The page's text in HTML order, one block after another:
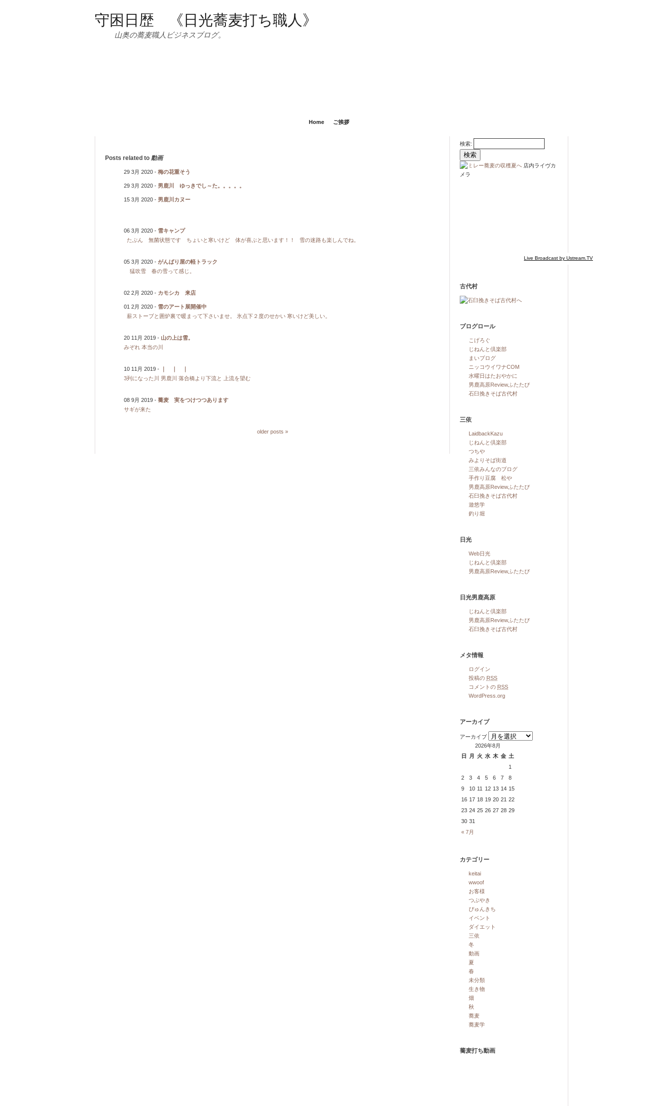
守困日歴 《日光蕎麦打ち職人》
山奥の蕎麦職人ビジネスブログ。
Home ご挨拶
Posts related to 動画
29 3月 2020 - 梅の花重そう
29 3月 2020 - 男鹿川 ゆっきでし～た。。。。。
15 3月 2020 - 男鹿川カヌー
06 3月 2020 - 雪キャンプ
たぶん 無菌状態です ちょいと寒いけど 体が喜ぶと思います！！ 雪の迷路も楽しんでね。
05 3月 2020 - がんばり屋の軽トラック
猛吹雪 春の雪って感じ。
02 2月 2020 - カモシカ 来店
01 2月 2020 - 雪のアート展開催中
薪ストーブと囲炉裏で暖まって下さいませ。 氷点下２度のせかい 寒いけど美しい。
20 11月 2019 - 山の上は雪。
みぞれ 本当の川
10 11月 2019 -
｜ ｜ ｜
3列になった川 男鹿川 落合橋より下流と 上流を望む
08 9月 2019 - 蕎麦 実をつけつつあります
サギが来た
older posts »
検索:
店内ライヴカ
メラ
Live Broadcast by Ustream.TV
古代村
ブログロール
こげろぐ
じねんと倶楽部
まいブログ
ニッコウイワナCOM
水曜日はたおやかに
男鹿高原Reviewふたたび
石臼挽きそば古代村
三依
LaidbackKazu
じねんと倶楽部
つちや
みよりそば街道
三依みんなのブログ
手作り豆腐 松や
男鹿高原Reviewふたたび
石臼挽きそば古代村
遊悠学
釣り堀
日光
Web日光
じねんと倶楽部
男鹿高原Reviewふたたび
日光男鹿高原
じねんと倶楽部
男鹿高原Reviewふたたび
石臼挽きそば古代村
メタ情報
ログイン
投稿の RSS
コメントの RSS
WordPress.org
アーカイブ
アーカイブ
2026年8月
日
月 火 水 木 金 土
« 7月
1
2
3 4 5 6 7
8
9
10 11 12 13 14 15
16 17 18 19 20 21 22
23 24 25 26 27 28 29
30 31
カテゴリー
keitai
wwoof
お客様
つぶやき
ぴゅんきち
イベント
ダイエット
三依
冬
動画
夏
春
未分類
生き物
畑
秋
蕎麦
蕎麦学
蕎麦打ち動画